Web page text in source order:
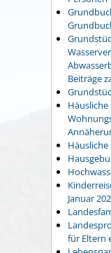
Beiträge
Häusliche
Januar
für Eltern